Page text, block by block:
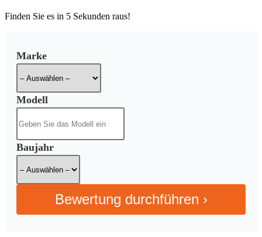
Finden Sie es in 5 Sekunden raus!
Marke
Modell
Baujahr
Bewertung durchführen ›